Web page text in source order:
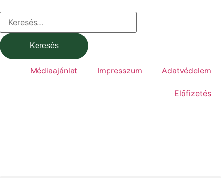
Médiaajánlat Impresszum Adatvédelem
Előfizetés